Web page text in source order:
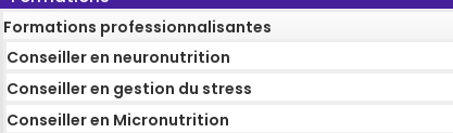
Formations professionnalisantes
Conseiller en neuronutrition
Conseiller en gestion du stress
Conseiller en Micronutrition